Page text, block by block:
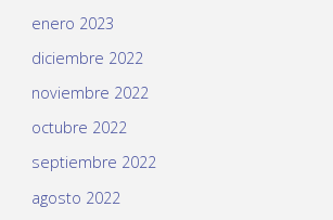
enero 2023
diciembre 2022
noviembre 2022
octubre 2022
septiembre 2022
agosto 2022